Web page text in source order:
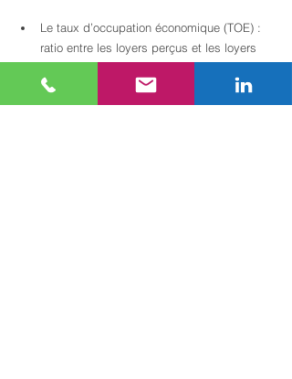
Le taux d’occupation économique (TOE) :
ratio entre les loyers perçus et les loyers
Le ratio OPEX/revenus bruts : signal
d’efficience de la gestion